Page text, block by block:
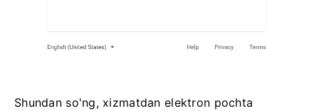
Shundan so'ng, xizmatdan elektron pochta